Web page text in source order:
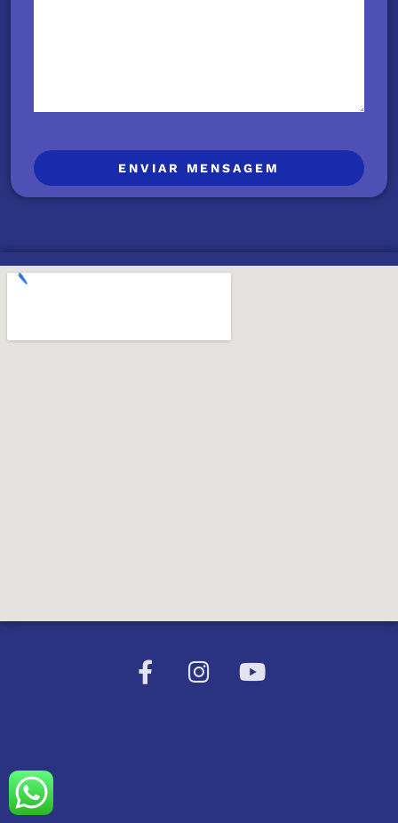
ENVIAR MENSAGEM